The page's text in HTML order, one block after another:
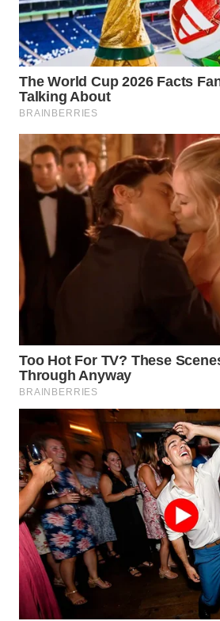
WN
KUNINGAN
WN
MAJALENGKA
WN
SUBANG
WN
SUKABUMI
PURWAKARTA
TIMUR
WN
SEMARANG
WN
SOLO
WN
BOROBUDUR
WN
MADURA